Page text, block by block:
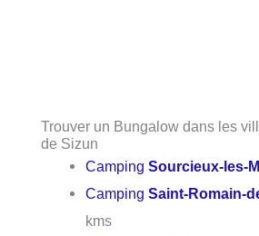
Trouver un Bungalow dans les
de Sizun
CampingSourcieux-les-
CampingSaint-Romain-
kms